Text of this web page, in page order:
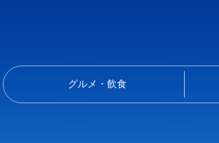
グルメ・飲食